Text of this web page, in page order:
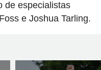
de especialistas
e Joshua Tarling.